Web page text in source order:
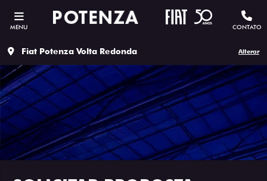
MENU CONTATO
Fiat Potenza Volta Redonda Alterar